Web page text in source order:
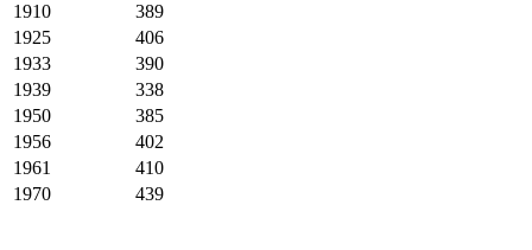
1910
389
1925
406
1933
390
1939
338
1950
385
1956
402
1961
410
1970
439